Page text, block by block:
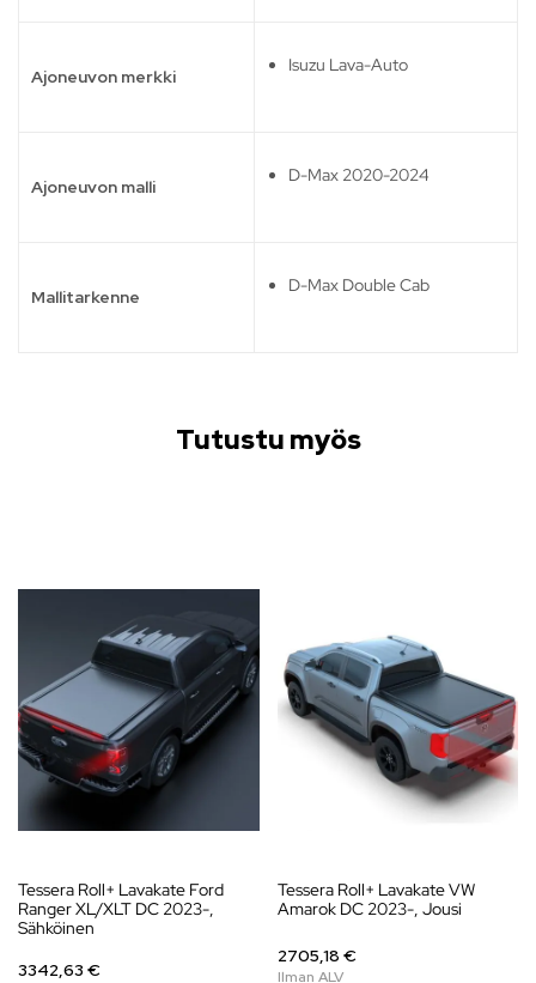
Ajoneuvon merkki
Isuzu Lava-Auto
Ajoneuvon malli
D-Max 2020-2024
Mallitarkenne
D-Max Double Cab
Tutustu myös
Tessera Roll+ Lavakate Ford
Ranger XL/XLT DC 2023-,
Sähköinen
3342,63 €
Tessera Roll+ Lavakate VW
Amarok DC 2023-, Jousi
2705,18 €